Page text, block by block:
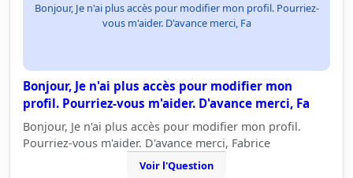
Bonjour, Je n'ai plus accès pour modifier mon profil. Pourriez-
vous m'aider. D'avance merci, Fa
Bonjour, Je n'ai plus accès pour modifier mon
profil. Pourriez-vous m'aider. D'avance merci, Fa
Bonjour, Je n'ai plus accès pour modifier mon profil.
Pourriez-vous m'aider. D'avance merci, Fabrice
Voir l'Question